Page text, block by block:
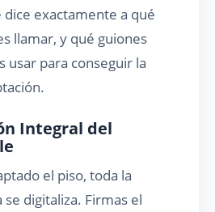
dice exactamente a qué
llamar, y qué guiones
usar para conseguir la
Integral del
el piso, toda la
se digitaliza. Firmas el